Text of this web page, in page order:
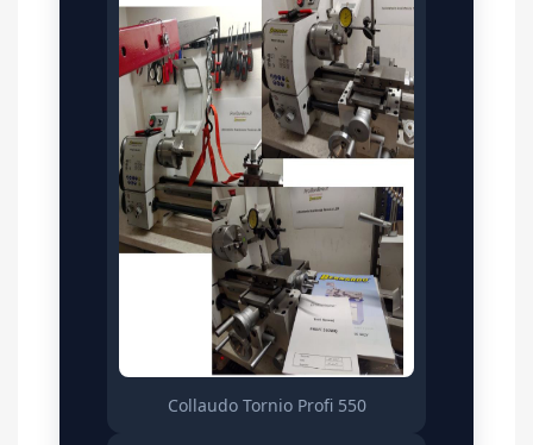
Collaudo Tornio Profi 550